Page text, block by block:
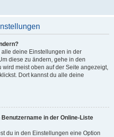
deine Einstellungen in der
diese zu ändern, gehe in den
wird meist oben auf der Seite angezeigt,
Dort kannst du alle deine
in der Online-Liste
du in den Einstellungen eine Option